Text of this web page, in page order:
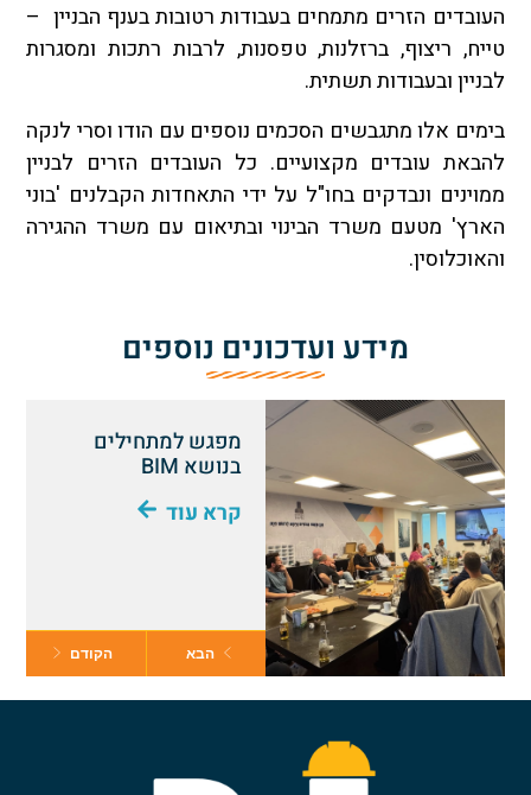
העובדים הזרים מתמחים בעבודות רטובות בענף הבניין –
טייח, ריצוף, ברזלנות, טפסנות, לרבות רתכות ומסגרות
לבניין ובעבודות תשתית.
בימים אלו מתגבשים הסכמים נוספים עם הודו וסרי לנקה
להבאת עובדים מקצועיים. כל העובדים הזרים לבניין
ממוינים ונבדקים בחו"ל על ידי התאחדות הקבלנים 'בוני
הארץ' מטעם משרד הבינוי ובתיאום עם משרד ההגירה
והאוכלוסין.
מידע ועדכונים נוספים
מפגש למתחילים
בנושא BIM
קרא עוד
הבא הקודם